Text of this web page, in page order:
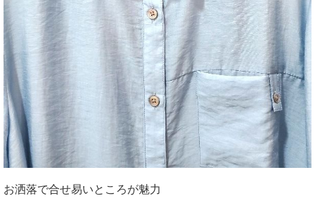
お洒落で合せ易いところが魅力